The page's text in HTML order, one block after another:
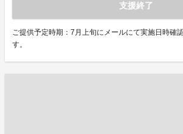
支援終了
ご提供予定時期：7月上旬にメールにて実施日時確
す。